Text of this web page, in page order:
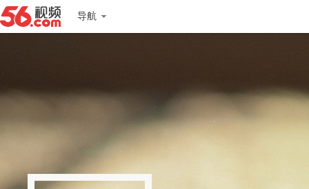
导航